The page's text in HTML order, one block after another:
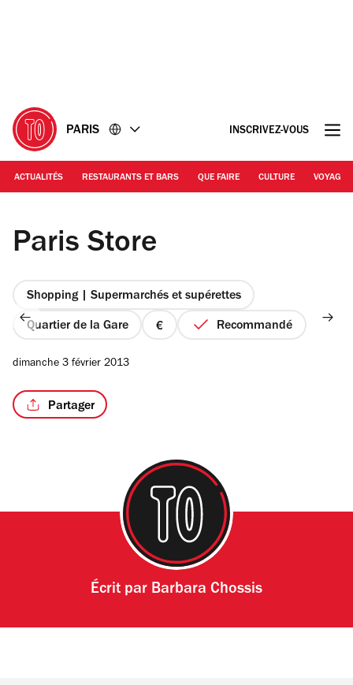
PARIS INSCRIVEZ-VOUS
ACTUALITÉS RESTAURANTS ET BARS QUE FAIRE CULTURE VOYAGE
© Barbara Chossis
Paris Store
Shopping | Supermarchés et supérettes
Quartier de la Gare
prix
Recommandé
dimanche 3 février 2013
Partager
Écrit par Barbara Chossis